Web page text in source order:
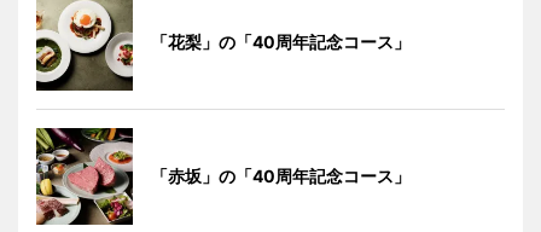
「花梨」の「40周年記念コース」
「赤坂」の「40周年記念コース」